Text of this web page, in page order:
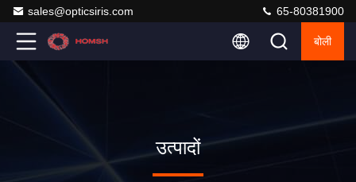
sales@opticsiris.com 65-80381900
बोली
उत्पादों